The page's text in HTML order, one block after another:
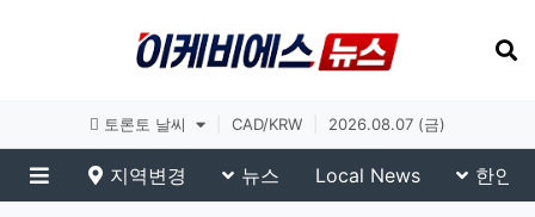
토론토 날씨 CAD/KRW 2026.08.07 (금)
메뉴
지역변경 뉴스 Local News 한인